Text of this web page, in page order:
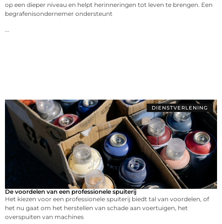
op een dieper niveau en helpt herinneringen tot leven te brengen. Een
begrafenisondernemer ondersteunt
...
DIENSTVERLENING
De voordelen van een professionele spuiterij
Het kiezen voor een professionele spuiterij biedt tal van voordelen, of
het nu gaat om het herstellen van schade aan voertuigen, het
overspuiten van machines